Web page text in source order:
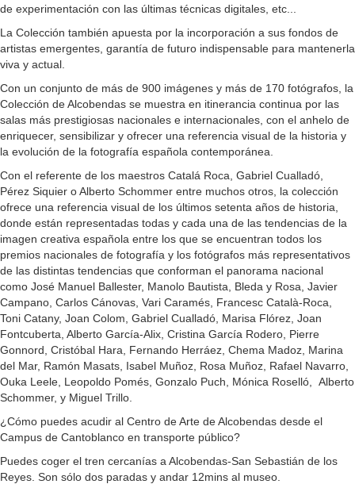
de experimentación con las últimas técnicas digitales, etc...
La Colección también apuesta por la incorporación a sus fondos de
artistas emergentes, garantía de futuro indispensable para mantenerla
viva y actual.
Con un conjunto de más de 900 imágenes y más de 170 fotógrafos, la
Colección de Alcobendas se muestra en itinerancia continua por las
salas más prestigiosas nacionales e internacionales, con el anhelo de
enriquecer, sensibilizar y ofrecer una referencia visual de la historia y
la evolución de la fotografía española contemporánea.
Con el referente de los maestros Catalá Roca, Gabriel Cualladó,
Pérez Siquier o Alberto Schommer entre muchos otros, la colección
ofrece una referencia visual de los últimos setenta años de historia,
donde están representadas todas y cada una de las tendencias de la
imagen creativa española entre los que se encuentran todos los
premios nacionales de fotografía y los fotógrafos más representativos
de las distintas tendencias que conforman el panorama nacional
como José Manuel Ballester, Manolo Bautista, Bleda y Rosa, Javier
Campano, Carlos Cánovas, Vari Caramés, Francesc Català-Roca,
Toni Catany, Joan Colom, Gabriel Cualladó, Marisa Flórez, Joan
Fontcuberta, Alberto García-Alix, Cristina García Rodero, Pierre
Gonnord, Cristóbal Hara, Fernando Herráez, Chema Madoz, Marina
del Mar, Ramón Masats, Isabel Muñoz, Rosa Muñoz, Rafael Navarro,
Ouka Leele, Leopoldo Pomés, Gonzalo Puch, Mónica Roselló, Alberto
Schommer, y Miguel Trillo.
¿Cómo puedes acudir al Centro de Arte de Alcobendas desde el
Campus de Cantoblanco en transporte público?
Puedes coger el tren cercanías a Alcobendas-San Sebastián de los
Reyes. Son sólo dos paradas y andar 12mins al museo.